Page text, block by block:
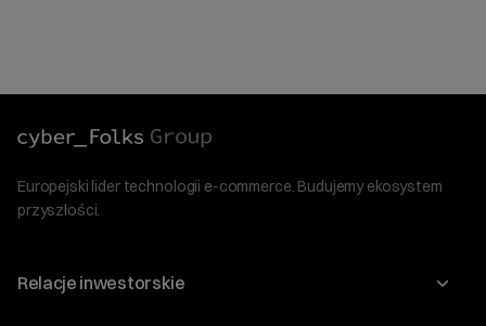
Europejski lider technologii e-commerce. Budujemy ekosystem
przyszłości.
Relacje inwestorskie